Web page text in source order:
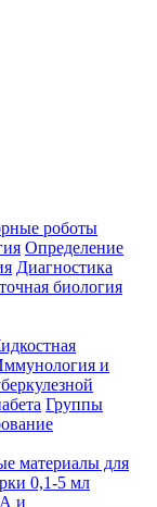
роботы
Определение
Диагностика
биология
и
Группы
материалы для
0,1-5 мл
и